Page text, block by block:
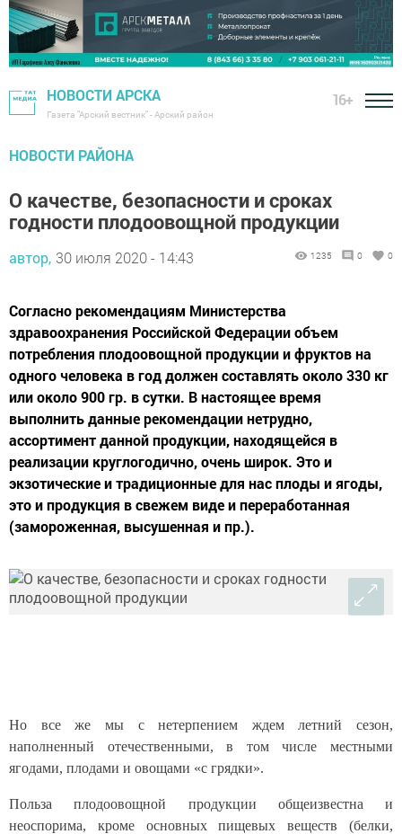
НОВОСТИ АРСКА
Газета "Арский вестник" - Арский район
16+
НОВОСТИ РАЙОНА
О качестве, безопасности и сроках
годности плодоовощной продукции
автор, 30 июля 2020 - 14:43 1235 0 0
Согласно рекомендациям Министерства
здравоохранения Российской Федерации объем
потребления плодоовощной продукции и фруктов на
одного человека в год должен составлять около 330 кг
или около 900 гр. в сутки. В настоящее время
выполнить данные рекомендации нетрудно,
ассортимент данной продукции, находящейся в
реализации круглогодично, очень широк. Это и
экзотические и традиционные для нас плоды и ягоды,
это и продукция в свежем виде и переработанная
(замороженная, высушенная и пр.).
Но все же мы с нетерпением ждем летний сезон,
наполненный отечественными, в том числе местными
ягодами, плодами и овощами «с грядки».
Польза плодоовощной продукции общеизвестна и
неоспорима, кроме основных пищевых веществ (белки,